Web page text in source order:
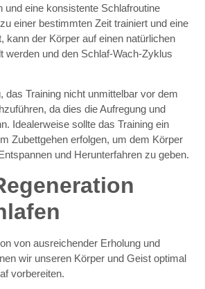
und eine konsistente Schlafroutine
einer bestimmten Zeit trainiert und eine
kann der Körper auf einen natürlichen
werden und den Schlaf-Wach-Zyklus
das Training nicht unmittelbar vor dem
da dies die Aufregung und
Idealerweise sollte das Training ein
Zubettgehen erfolgen, um dem Körper
und Herunterfahren zu geben.
von ausreichender Erholung und
wir unseren Körper und Geist optimal
vorbereiten.